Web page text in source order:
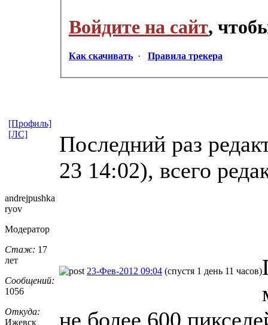
Войдите на сайт,
Как скачивать · Правила трекера
Последний раз
23 14:02), всего
[Профиль]
[ЛС]
andrejpushka
ryov
Модератор
Стаж: 17
лет
Сообщений:
1056
Откуда:
Ижевск
23-Фев-2012 09:04 (спустя 1 день 11 часов)
не более 600